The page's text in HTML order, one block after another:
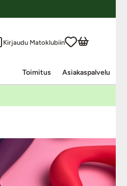
Kirjaudu Matoklubiin
Toimitus Asiakaspalvelu